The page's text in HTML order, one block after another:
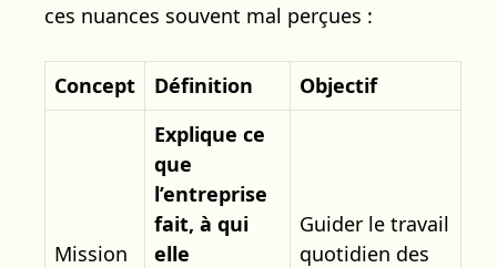
ces nuances souvent mal perçues :
Concept Définition Objectif
Mission
Explique ce
que
l’entreprise
fait, à qui
elle
Guider le travail
quotidien des